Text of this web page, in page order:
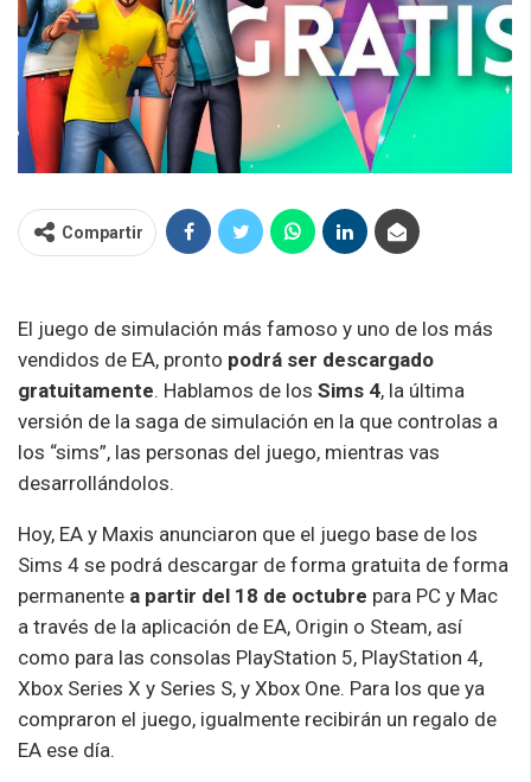
Compartir
El juego de simulación más famoso y uno de los más
vendidos de EA, pronto podrá ser descargado
gratuitamente. Hablamos de los Sims 4, la última
versión de la saga de simulación en la que controlas a
los “sims”, las personas del juego, mientras vas
desarrollándolos.
Hoy, EA y Maxis anunciaron que el juego base de los
Sims 4 se podrá descargar de forma gratuita de forma
permanente a partir del 18 de octubre para PC y Mac
a través de la aplicación de EA, Origin o Steam, así
como para las consolas PlayStation 5, PlayStation 4,
Xbox Series X y Series S, y Xbox One. Para los que ya
compraron el juego, igualmente recibirán un regalo de
EA ese día.